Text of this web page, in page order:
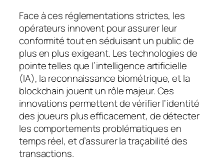
Face à ces réglementations strictes, les
opérateurs innovent pour assurer leur
conformité tout en séduisant un public de
plus en plus exigeant. Les technologies de
pointe telles que l’intelligence artificielle
(IA), la reconnaissance biométrique, et la
blockchain jouent un rôle majeur. Ces
innovations permettent de vérifier l’identité
des joueurs plus efficacement, de détecter
les comportements problématiques en
temps réel, et d’assurer la traçabilité des
transactions.